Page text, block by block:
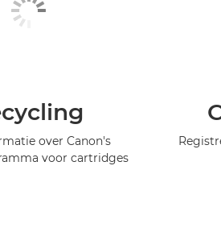
over Canon's
voor cartridges